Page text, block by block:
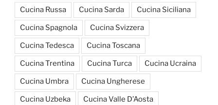
Cucina Russa Cucina Sarda Cucina Siciliana
Cucina Spagnola Cucina Svizzera
Cucina Tedesca Cucina Toscana
Cucina Trentina Cucina Turca Cucina Ucraina
Cucina Umbra Cucina Ungherese
Cucina Uzbeka Cucina Valle D’Aosta